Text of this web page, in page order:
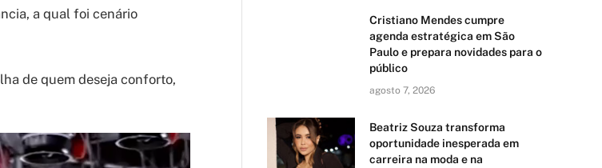
a qual foi cenário
de quem deseja conforto,
Cristiano Mendes cumpre
agenda estratégica em São
Paulo e prepara novidades para o
público
agosto 7, 2026
Beatriz Souza transforma
oportunidade inesperada em
carreira na moda e na